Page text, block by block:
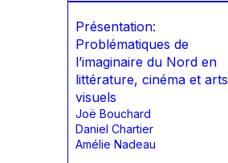
Présentation:
Problématiques de
l’imaginaire du Nord en
littérature, cinéma et arts
visuels
Joë Bouchard
Daniel Chartier
Amélie Nadeau